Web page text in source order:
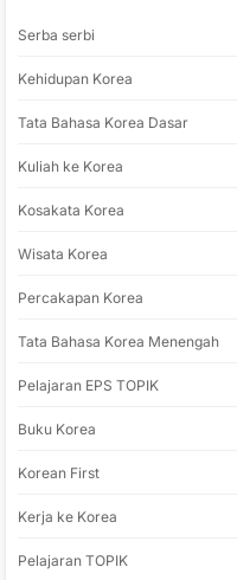
Serba serbi
Kehidupan Korea
Tata Bahasa Korea Dasar
Kuliah ke Korea
Kosakata Korea
Wisata Korea
Percakapan Korea
Tata Bahasa Korea Menengah
Pelajaran EPS TOPIK
Buku Korea
Korean First
Kerja ke Korea
Pelajaran TOPIK